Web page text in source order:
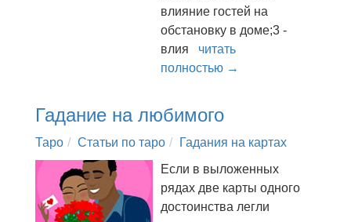
влияние гостей на
обстановку в доме;3 -
влия читать
полностью →
Гадание на любимого
Таро Статьи по таро
Гадания на картах
Если в выложенных
рядах две карты одного
достоинства легли